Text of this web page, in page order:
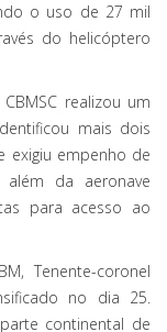
o uso de 27 mil
do helicóptero
realizou um
mais dois
exigiu empenho de
além da aeronave
para acesso ao
Tenente-coronel
no dia 25.
continental de